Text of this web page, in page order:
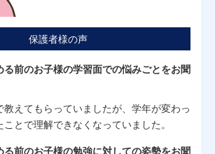
保護者様の声
る前のお子様の学習面での悩みごとをお聞
えてもらっていましたが、学年が変わっ
とで理解できなくなっていました。
る前のお子様の勉強に対しての姿勢をお聞